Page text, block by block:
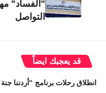
"الفساد"
التواصل
قد يعجبك ايضاً
انطلاق رحلات برنامج “أردننا